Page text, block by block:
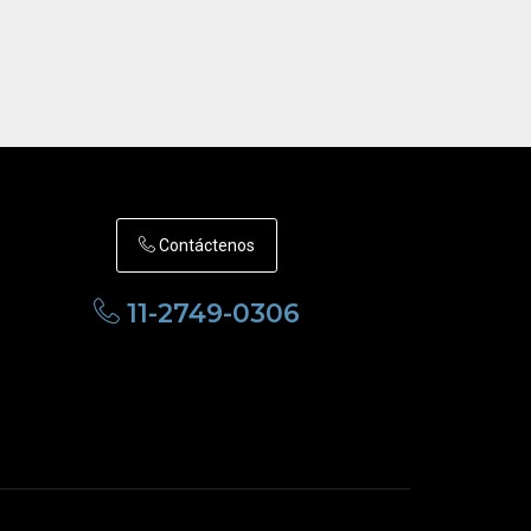
Contáctenos
11-2749-0306